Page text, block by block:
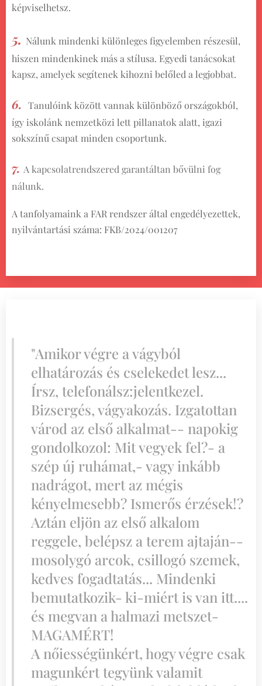
képviselhetsz.
5. Nálunk mindenki különleges figyelemben részesül,
hiszen mindenkinek más a stílusa. Egyedi tanácsokat
kapsz, amelyek segítenek kihozni belőled a legjobbat.
6. Tanulóink között vannak különböző országokból,
így iskolánk nemzetközi lett pillanatok alatt, igazi
sokszínű csapat minden csoportunk.
7. A kapcsolatrendszered garantáltan bővülni fog
nálunk.
A tanfolyamaink a FAR rendszer által engedélyezettek,
nyilvántartási száma: FKB/2024/001207
"Amikor végre a vágyból
elhatározás és cselekedet lesz...
Írsz, telefonálsz:jelentkezel.
Bizsergés, vágyakozás. Izgatottan
várod az első alkalmat-- napokig
gondolkozol: Mit vegyek fel?- a
szép új ruhámat,- vagy inkább
nadrágot, mert az mégis
kényelmesebb? Ismerős érzések!?
Aztán eljön az első alkalom
reggele, belépsz a terem ajtaján--
mosolygó arcok, csillogó szemek,
kedves fogadtatás... Mindenki
bemutatkozik- ki-miért is van itt....
és megvan a halmazi metszet-
MAGAMÉRT!
A nőiességünkért, hogy végre csak
magunkért tegyünk valamit